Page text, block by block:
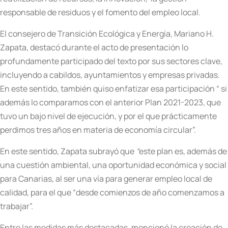
responsable de residuos y el fomento del empleo local.
El consejero de Transición Ecológica y Energía, Mariano H.
Zapata, destacó durante el acto de presentación lo
profundamente participado del texto por sus sectores clave,
incluyendo a cabildos, ayuntamientos y empresas privadas.
En este sentido, también quiso enfatizar esa participación “ si
además lo comparamos con el anterior Plan 2021-2023, que
tuvo un bajo nivel de ejecución, y por el que prácticamente
perdimos tres años en materia de economía circular”.
En este sentido, Zapata subrayó que “este plan es, además de
una cuestión ambiental, una oportunidad económica y social
para Canarias, al ser una vía para generar empleo local de
calidad, para el que “desde comienzos de año comenzamos a
trabajar”.